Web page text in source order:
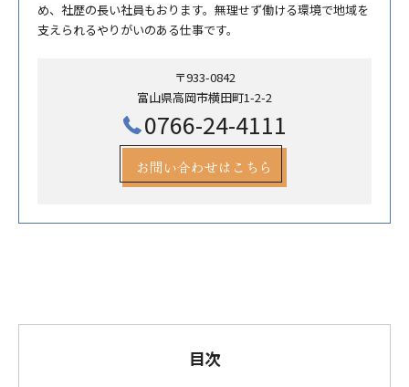
め、社歴の長い社員もおります。無理せず働ける環境で地域を
支えられるやりがいのある仕事です。
〒933-0842
富山県高岡市横田町1-2-2
0766-24-4111
お問い合わせはこちら
目次